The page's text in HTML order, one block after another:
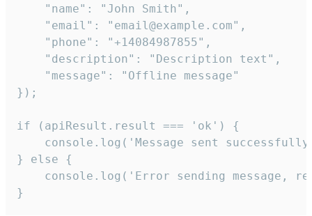
    "name": "John Smith",
    "email": "email@example.com",
    "phone": "+14084987855",
    "description": "Description text",
    "message": "Offline message"
});
if (apiResult.result === 'ok') {
console.log('Message sent
} else {
console.log('Error sending message,
}